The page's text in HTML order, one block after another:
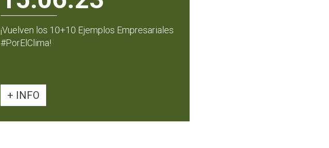
¡Vuelven los 10+10 Ejemplos Empresariales
#PorElClima!
+ INFO